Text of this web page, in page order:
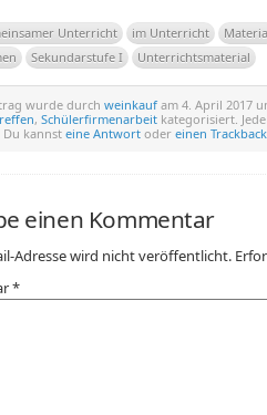
Unterricht im Unterricht
Sekundarstufe I Unterrichtsmaterial
wurde durch weinkaufam 4. April 2017
, Schülerfirmenarbeit kategorisiert.
kannst eine Antwort oder einen Trackback
einen Kommentar
Adresse wird nicht veröffentlicht.
*